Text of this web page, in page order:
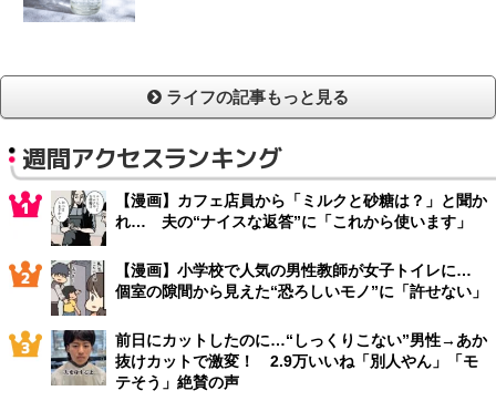
ライフの記事もっと見る
週間アクセスランキング
【漫画】カフェ店員から「ミルクと砂糖は？」と聞か
れ… 夫の“ナイスな返答”に「これから使います」
【漫画】小学校で人気の男性教師が女子トイレに…
個室の隙間から見えた“恐ろしいモノ”に「許せない」
前日にカットしたのに…“しっくりこない”男性→あか
抜けカットで激変！ 2.9万いいね「別人やん」「モ
テそう」絶賛の声